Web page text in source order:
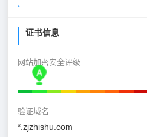
证书信息
网站加密安全评级
验证域名
*.zjzhishu.com